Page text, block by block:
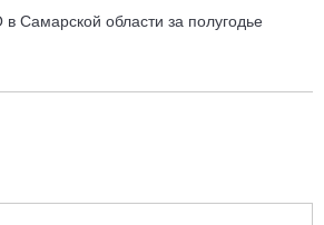
области за полугодье